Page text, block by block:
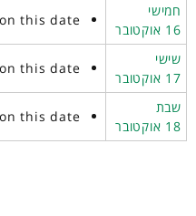
חמישי
16 אוקטובר
this date
שישי
17 אוקטובר
this date
שבת
18 אוקטובר
this date